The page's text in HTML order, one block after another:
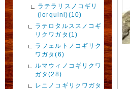
ラテラリスノコギリ
(lorquini)(10)
ラテロタルススノコギ
リクワガタ(1)
ラフェルトノコギリク
ワガタ(6)
ルマウィノコギリクワ
ガタ(28)
レニノコギリクワガタ